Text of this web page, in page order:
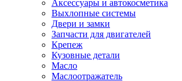
Аксессуары и автокосметика
Выхлопные системы
Двери и замки
Запчасти для двигателей
Крепеж
Кузовные детали
Масло
Маслоотражатель